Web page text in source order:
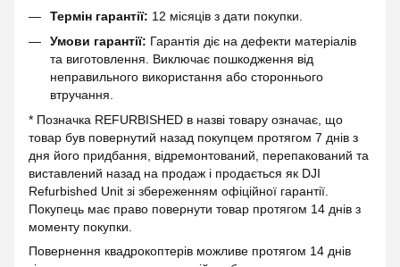
Термін гарантії: 12 місяців з дати покупки.
Умови гарантії: Гарантія діє на дефекти матеріалів
та виготовлення. Виключає пошкодження від
неправильного використання або стороннього
втручання.
* Позначка REFURBISHED в назві товару означає, що
товар був повернутий назад покупцем протягом 7 днів з
дня його придбання, відремонтований, перепакований та
виставлений назад на продаж і продається як DJI
Refurbished Unit зі збереженням офіційної гарантії.
Покупець має право повернути товар протягом 14 днів з
моменту покупки.
Повернення квадрокоптерів можливе протягом 14 днів